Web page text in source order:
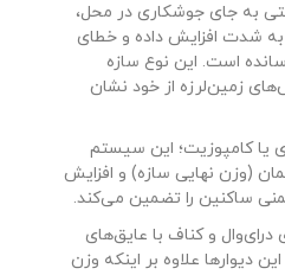
به جای جوشکاری در محل،
شدت افزایش داده و خطای
است. این نوع سازه
زمین‌لرزه از خود نشان
کامپوزیت؛ این سیستم
(وزن نهایی سازه) و افزایش
ساکنین را تضمین می‌کند.
و کناف با عایق‌های
علاوه بر اینکه وزن